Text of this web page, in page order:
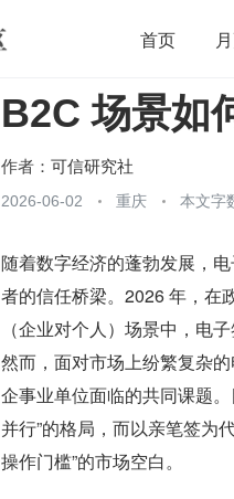
首页
开源 架构
团队管理
B2C 场景如
作者： 可信研究社
2026-06-02 重庆 本文字
随着数字经济的蓬勃发展，
者的信任桥梁。2026 年，在
（企业对个人）场景中，电
然而，面对市场上纷繁复杂
企事业单位面临的共同课题
并行”的格局，而以亲笔签为
操作门槛”的市场空白。